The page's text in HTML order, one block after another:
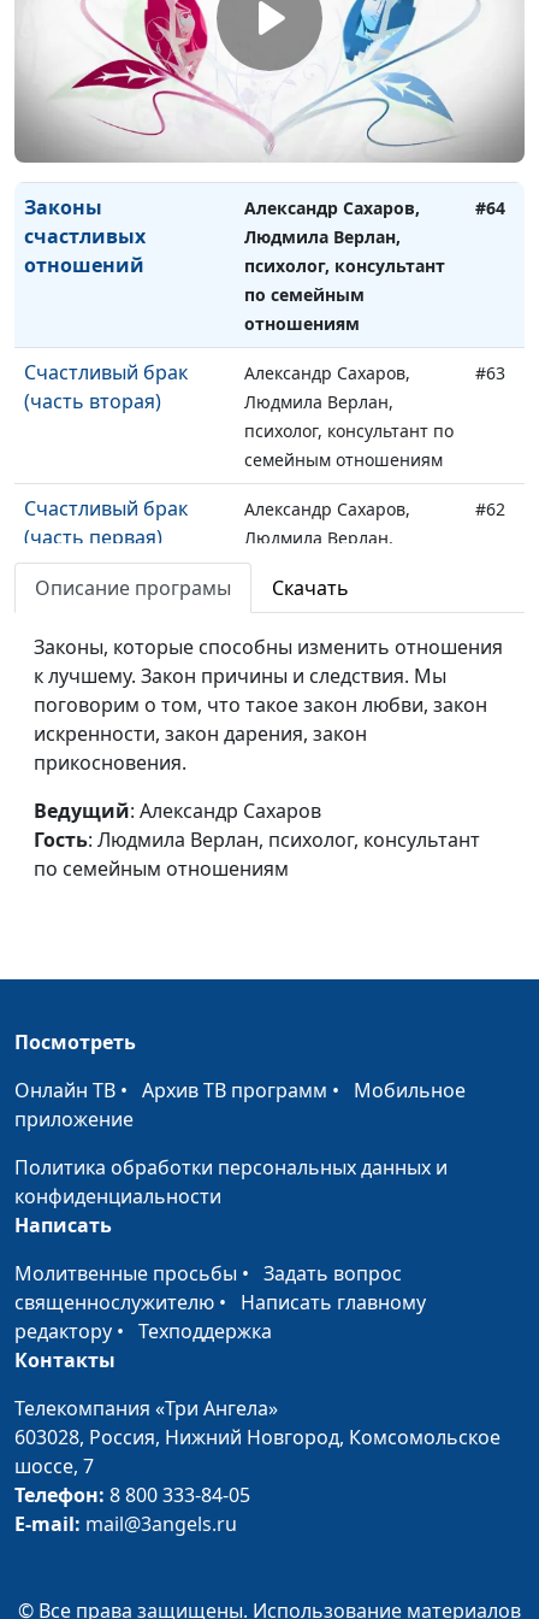
семейным отношениям
Синдром
опустевшего гнезда
Александр Сахаров,
Людмила Верлан,
психолог, консультант по
семейным отношениям
Законы
счастливых
отношений
Александр Сахаров,
Людмила Верлан,
психолог, консультант
по семейным
отношениям
#64
Счастливый брак
(часть вторая)
Александр Сахаров,
Людмила Верлан,
психолог, консультант по
семейным отношениям
#63
Счастливый брак
(часть первая)
Александр Сахаров,
Людмила Верлан,
психолог, консультант по
семейным отношениям
#62
Особенности
современного брака
(часть вторая)
Александр Сахаров,
Людмила Верлан,
психолог, консультант по
семейным отношениям
#61
Особенности
современного брака
(часть первая)
Людмила Верлан,
психолог, консультант по
семейным отношениям
психолог, консультант по
Уважение к мужчине
(часть первая)
Людмила Верлан,
Потребности
мужчины (часть
семейным отношениям
Потребности
мужчины (часть
Александр Сахаров,
семейным отношениям
Карьера мужчины:
как не разрушить
семью
Людмила Верлан,
Гармоничная семья:
Описание програмы Скачать
Законы, которые способны изменить отношения
к лучшему. Закон причины и следствия. Мы
поговорим о том, что такое закон любви, закон
искренности, закон дарения, закон
прикосновения.
Ведущий: Александр Сахаров
Гость: Людмила Верлан, психолог, консультант
по семейным отношениям
Посмотреть
Онлайн ТВ • Архив ТВ программ • Мобильное
приложение
Политика обработки персональных данных и
конфиденциальности
Написать
Молитвенные просьбы • Задать вопрос
священнослужителю • Написать главному
редактору • Техподдержка
Контакты
Телекомпания «Три Ангела»
603028, Россия, Нижний Новгород, Комсомольское
шоссе, 7
Телефон: 8 800 333-84-05
E-mail: mail@3angels.ru
© Все права защищены. Использование материалов